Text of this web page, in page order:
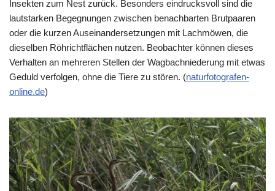
Insekten zum Nest zurück. Besonders eindrucksvoll sind die
lautstarken Begegnungen zwischen benachbarten Brutpaaren
oder die kurzen Auseinandersetzungen mit Lachmöwen, die
dieselben Röhrichtflächen nutzen. Beobachter können dieses
Verhalten an mehreren Stellen der Wagbachniederung mit etwas
Geduld verfolgen, ohne die Tiere zu stören. (naturfotografen-
online.de⁠)